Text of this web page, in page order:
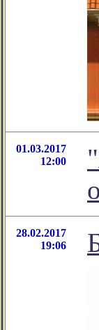
01.03.2017
12:00
28.02.2017
19:06